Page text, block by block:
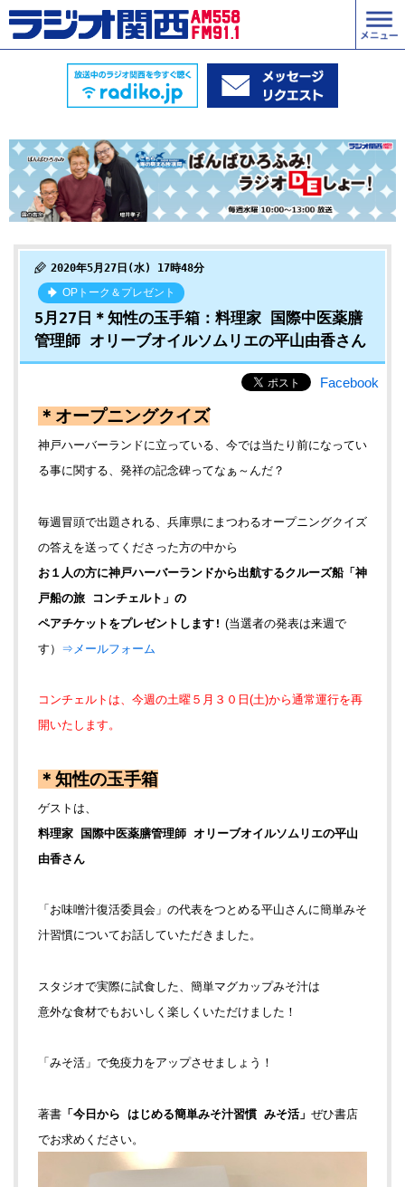
2020年5月27日(水) 17時48分
OPトーク＆プレゼント
5月27日＊知性の玉手箱：料理家 国際中医薬膳
管理師 オリーブオイルソムリエの平山由香さん
Facebook
＊オープニングクイズ
神戸ハーバーランドに立っている、今では当たり前になってい
る事に関する、発祥の記念碑ってなぁ～んだ？
毎週冒頭で出題される、兵庫県にまつわるオープニングクイズ
の答えを送ってくださった方の中から
お１人の方に神戸ハーバーランドから出航するクルーズ船「神
戸船の旅 コンチェルト」の
ペアチケットをプレゼントします! (当選者の発表は来週で
す） ⇒メールフォーム
コンチェルトは、今週の土曜５月３０日(土)から通常運行を再
開いたします。
＊知性の玉手箱
ゲストは、
料理家 国際中医薬膳管理師 オリーブオイルソムリエの平山
由香さん
「お味噌汁復活委員会」の代表をつとめる平山さんに簡単みそ
汁習慣についてお話していただきました。
スタジオで実際に試食した、簡単マグカップみそ汁は
意外な食材でもおいしく楽しくいただけました！
「みそ活」で免疫力をアップさせましょう！
著書 「今日から はじめる簡単みそ汁習慣 みそ活」 ぜひ書店
でお求めください。